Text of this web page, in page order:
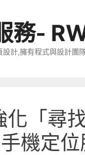
務-
計,擁有程式與設計團
化「尋
機定